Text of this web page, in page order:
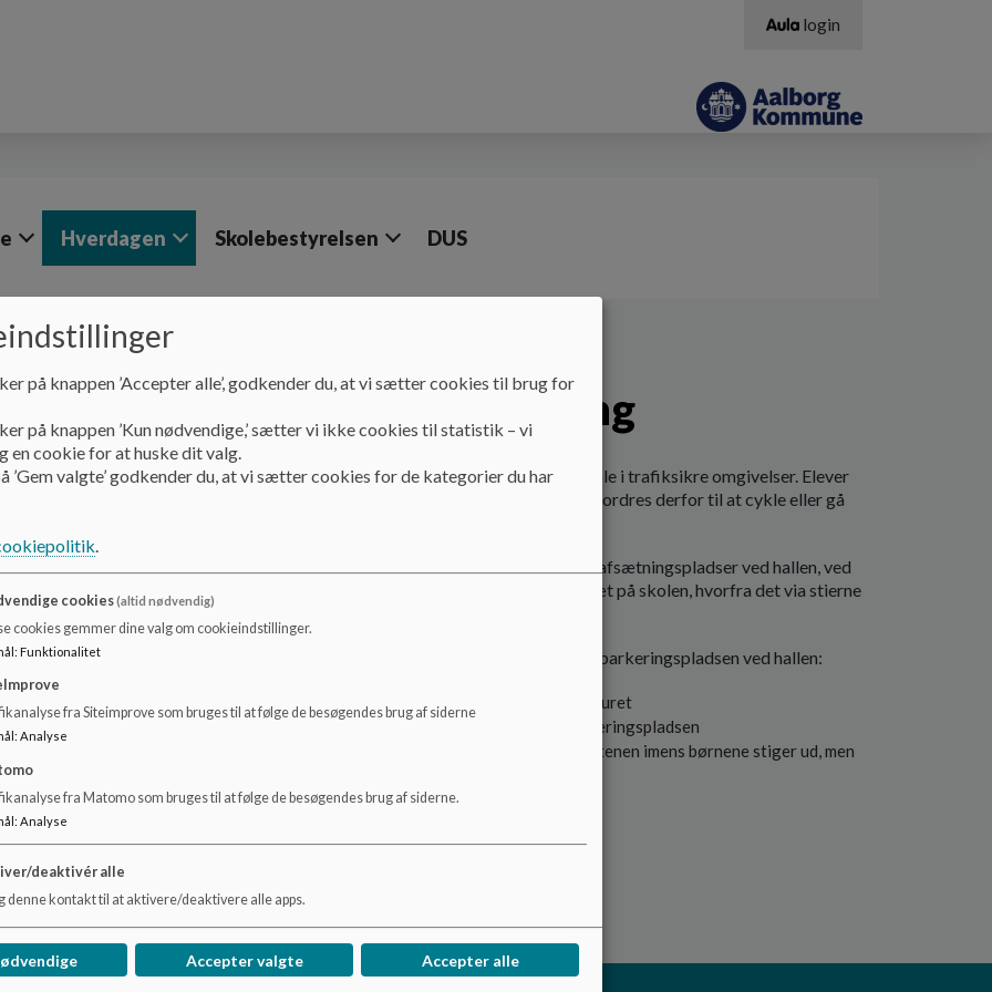
login
Hverdagen Skolebestyrelsen DUS
Hverdagen Trafiksikkerhed og parkering
Trafiksikkerhed og parkering
Elever fra Storvorde kan, gennem et net af cykelstier, gå eller cykle til skole i trafiksikre omgivelser. Elever
fra Sejlflod kan benytte banestien på en del af strækningen. Alle børn opfordres derfor til at cykle eller gå
Vælger du at køre dit barn til skolen skal du benytte en af de anbefalede afsætningspladser ved hallen, ved
SSB eller på Skrænten 3-5. Overvej om du kan sætte dit barn af et sted tæt på skolen, hvorfra det via stierne
kan gå det sidste stykke vej.
Af hensyn til elevernes sikkerhed har vi følgende regler ved parkering på parkeringspladsen ved hallen:
Påbudt kørselsretning: Følg pilene - kør rundt på parkeringspladsen mod uret
Hvis du følger børnene ind eller cykler af, skal du parkere i en bås på parkeringspladsen
Hvis du kun sætter børnene af, må du gerne standse kortvarigt ved kantstenen imens børnene stiger ud, men
Læs mere om trafiksikkerhed i Aalborg Kommune her
Se om dit barn kan være berettiget til skolebuskort her
Aalborg Kommunes skolevejsportal kan findes her
på knappen ’Accepter alle’, godkender du, at vi sætter cookies til brug for
på knappen ’Kun nødvendige,’ sætter vi ikke cookies til statistik – vi
en cookie for at huske dit valg.
’Gem valgte’ godkender du, at vi sætter cookies for de kategorier du har
.
cookies(altid nødvendig)
cookies gemmer dine valg om cookieindstillinger.
: Funktionalitet
fra Siteimprove som bruges til at følge de besøgendes brug af siderne
: Analyse
fra Matomo som bruges til at følge de besøgendes brug af siderne.
: Analyse
deaktivér alle
denne kontakt til at aktivere/deaktivere alle apps.
Accepter valgte Accepter alle